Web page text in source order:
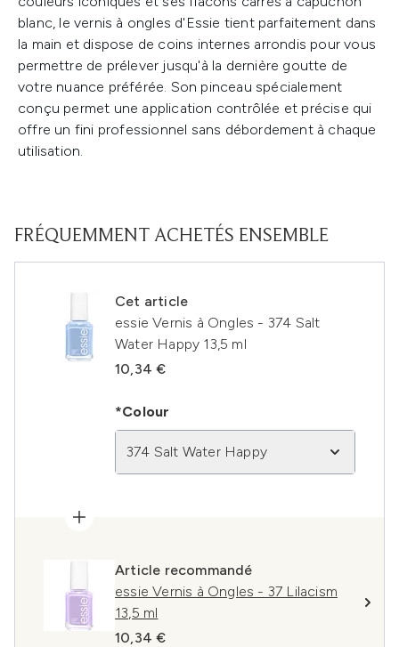
blanc, le vernis à ongles d'Essie tient parfaitement dans
la main et dispose de coins internes arrondis pour vous
permettre de prélever jusqu'à la dernière goutte de
votre nuance préférée. Son pinceau spécialement
conçu permet une application contrôlée et précise qui
offre un fini professionnel sans débordement à chaque
utilisation.
FRÉQUEMMENT ACHETÉS ENSEMBLE
Cet article
essie Vernis à Ongles - 374 Salt
Water Happy 13,5 ml
10,34 €
*Colour
374 Salt Water Happy
Article recommandé
essie Vernis à Ongles - 37 Lilacism
13,5 ml
10,34 €